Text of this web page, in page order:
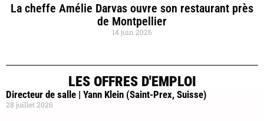
La cheffe Amélie Darvas ouvre son restaurant près
de Montpellier
14 juin 2026
LES OFFRES D'EMPLOI
Directeur de salle | Yann Klein (Saint-Prex, Suisse)
28 juillet 2026